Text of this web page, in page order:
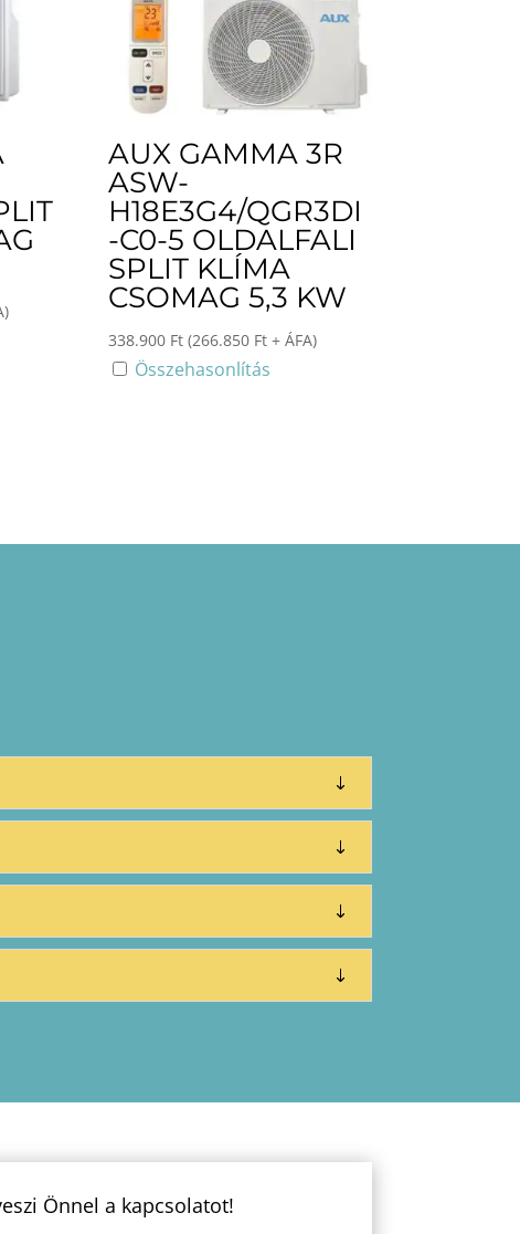
AUX GAMMA 3R
ASW-
H18E3G4/QGR3DI
-C0-5 OLDALFALI
SPLIT KLÍMA
CSOMAG 5,3 KW
338.900 Ft (266.850 Ft + ÁFA)
Összehasonlítás
Önnel a kapcsolatot!